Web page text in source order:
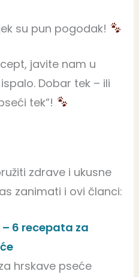
su pun pogodak!
javite nam u
Dobar tek – ili
tek”!
zdrave i ukusne
zanimati i ovi članci:
6 recepata za
hrskave pseće